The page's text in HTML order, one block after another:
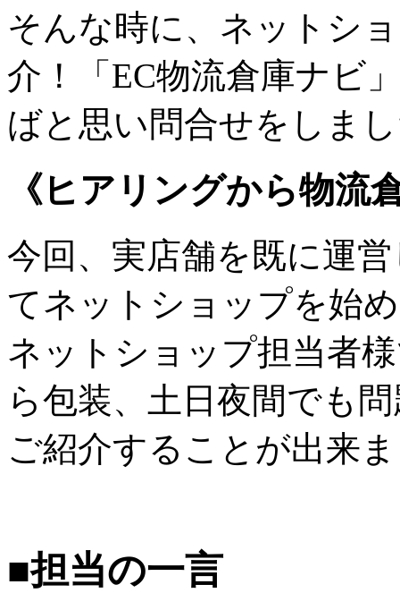
そんな時に、ネットシ
介！「EC物流倉庫ナビ
ばと思い問合せをしま
《ヒアリングから物流
今回、実店舗を既に運
てネットショップを始
ネットショップ担当者
ら包装、土日夜間でも
ご紹介することが出来
■担当の一言